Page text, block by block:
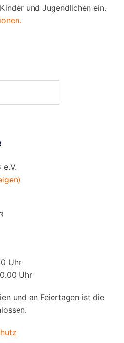
und Jugendlichen ein.
e.V.
Uhr
Uhr
und an Feiertagen ist die